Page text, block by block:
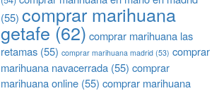
(55) comprar marihuana
getafe (62) comprar marihuana las
retamas (55) comprar marihuana madrid (53) comprar
marihuana navacerrada (55) comprar
marihuana online (55) comprar marihuana